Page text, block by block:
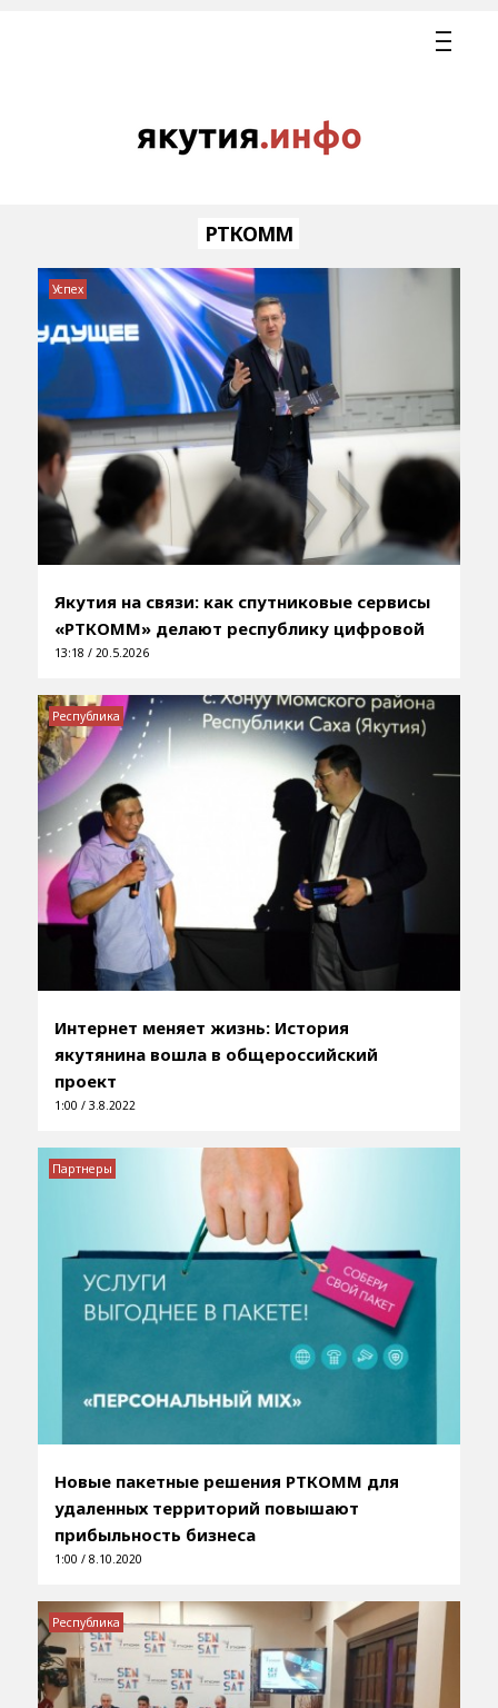
РТКОММ
Якутия на связи: как спутниковые сервисы
«РТКОММ» делают республику цифровой
13:18 / 20.5.2026
Успех
Интернет меняет жизнь: История
якутянина вошла в общероссийский
проект
1:00 / 3.8.2022
Республика
Новые пакетные решения РТКОММ для
удаленных территорий повышают
прибыльность бизнеса
1:00 / 8.10.2020
Партнеры
Республика